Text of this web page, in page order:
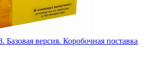
Базовая версия. Коробочная поставка